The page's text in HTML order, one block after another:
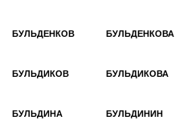
БУЛЬДЕНКОВ БУЛЬДЕНКОВА
БУЛЬДИКОВ БУЛЬДИКОВА
БУЛЬДИНА БУЛЬДИНИН